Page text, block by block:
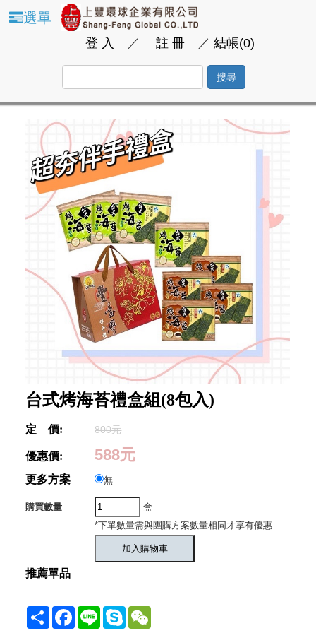
選單
登 入
／ 註 冊 ／ 結帳(0)
搜尋
台式烤海苔禮盒組(8包入)
定 價: 800元
優惠價: 588元
更多方案 無
購買數量
盒
*下單數量需與團購方案數量相同才享有優惠
推薦單品
Share Facebook
Line Skype